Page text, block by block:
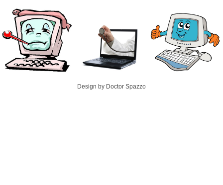
Design by Doctor Spazzo